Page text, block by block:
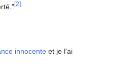
[2]
innocente et je l'ai